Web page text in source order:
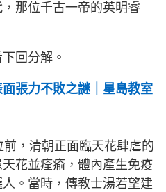
那位千古一帝的英明睿
回分解。
張力不敗之謎｜星島教室
，清朝正面臨天花肆虐的
花並痊瘉，體內產生免疫
。當時，傳教士湯若望建